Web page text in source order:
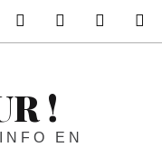
!
EN